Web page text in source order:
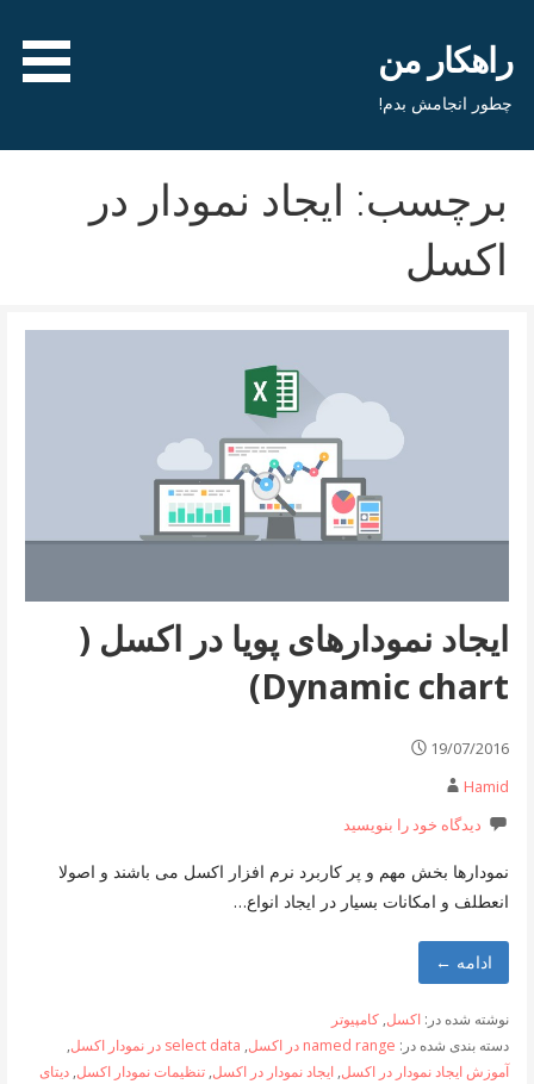
محتواراهکار من
چطور انجامش بدم!
برچسب: ایجاد نمودار در
اکسل
ایجاد نمودارهای پویا در اکسل (
Dynamic chart)
19/07/2016
Hamid
دیدگاه خود را بنویسید
نمودارها بخش مهم و پر کاربرد نرم افزار اکسل می باشند و اصولا
انعطلف و امکانات بسیار در ایجاد انواع…
ادامه ←
نوشته شده در: اکسل,کامپیوتر
دسته بندی شده در: named range در اکسل , select data در نمودار اکسل
,
آموزش ایجاد نمودار در اکسل,ایجاد نمودار در اکسل,تنظیمات نمودار اکسل,دیتای